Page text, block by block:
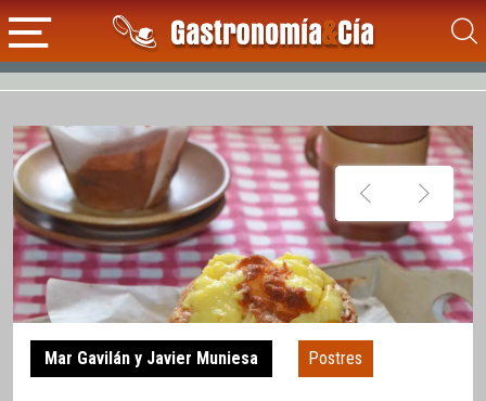
Mar Gavilán y Javier Muniesa Postres